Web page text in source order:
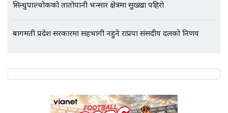
सिन्धुपाल्चोकको तातोपानी भन्सार क्षेत्रमा सुख्खा पहिरो
बागमती प्रदेश सरकारमा सहभागी नहुने राप्रपा संसदीय दलको निर्णय